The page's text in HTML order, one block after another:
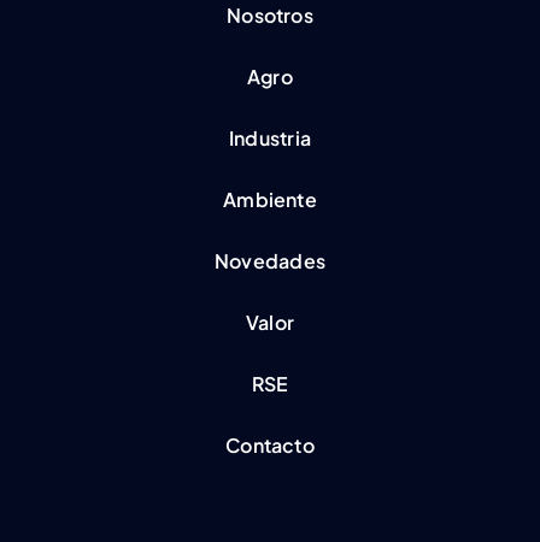
Nosotros
Agro
Industria
Ambiente
Novedades
Valor
RSE
Contacto